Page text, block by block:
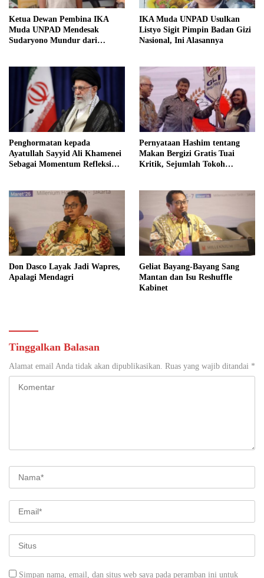
Ketua Dewan Pembina IKA
Muda UNPAD Mendesak
Sudaryono Mundur dari
Independensi Badan Gizi
Nasional
IKA Muda UNPAD Usulkan
Listyo Sigit Pimpin Badan Gizi
Nasional, Ini Alasannya
Penghormatan kepada
Ayatullah Sayyid Ali Khamenei
Sebagai Momentum Refleksi
bagi Indonesia
Pernyataan Hashim tentang
Makan Bergizi Gratis Tuai
Kritik, Sejumlah Tokoh
Don Dasco Layak Jadi Wapres,
Apalagi Mendagri
Geliat Bayang-Bayang Sang
Mantan dan Isu Reshuffle
Kabinet
Tinggalkan Balasan
Alamat email Anda tidak akan dipublikasikan. Ruas yang wajib ditandai *
Simpan nama, email, dan situs web saya pada peramban ini untuk